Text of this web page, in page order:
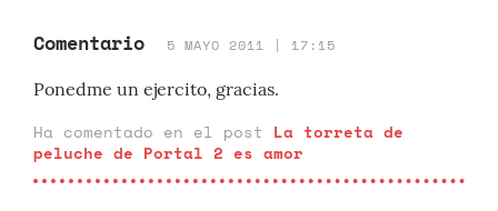
Comentario 5 MAYO 2011 | 17:15
Ponedme un ejercito, gracias.
Ha comentado en el post La torreta de
peluche de Portal 2 es amor